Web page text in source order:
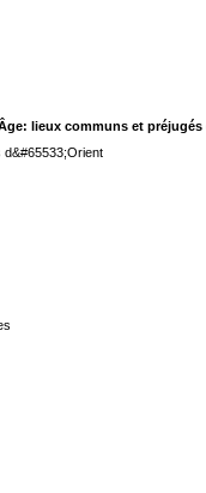
lieux communs et
d&#65533;Orient